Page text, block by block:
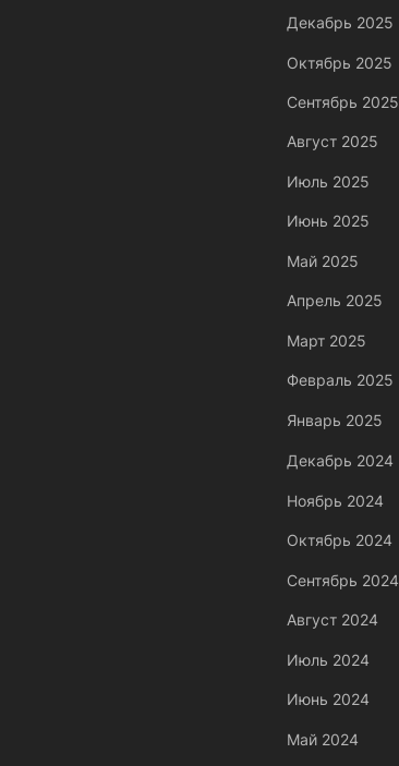
Декабрь 2025
Октябрь 2025
Сентябрь 2025
Август 2025
Июль 2025
Июнь 2025
Май 2025
Апрель 2025
Март 2025
Февраль 2025
Январь 2025
Декабрь 2024
Ноябрь 2024
Октябрь 2024
Сентябрь 2024
Август 2024
Июль 2024
Июнь 2024
Май 2024